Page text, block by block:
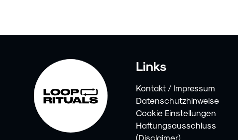
Links
Kontakt / Impressum
Datenschutzhinweise
Cookie Einstellungen
Haftungsausschluss
(Disclaimer)